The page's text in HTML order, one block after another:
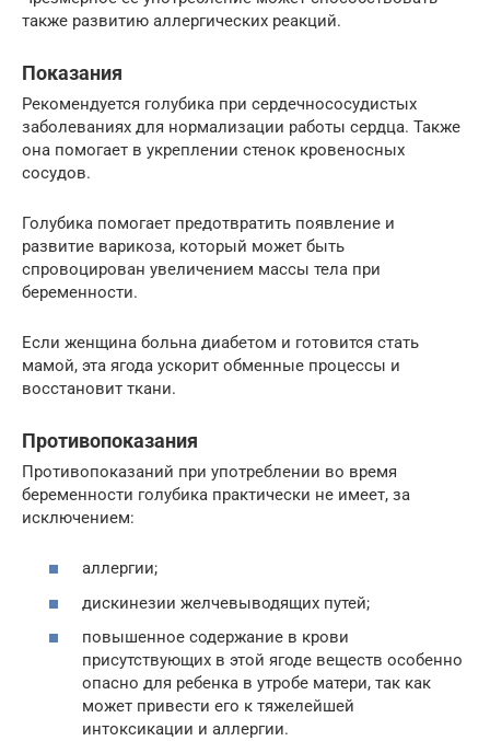
также развитию аллергических реакций.
Показания
Рекомендуется голубика при сердечнососудистых
заболеваниях для нормализации работы сердца. Также
она помогает в укреплении стенок кровеносных
сосудов.
Голубика помогает предотвратить появление и
развитие варикоза, который может быть
спровоцирован увеличением массы тела при
беременности.
Если женщина больна диабетом и готовится стать
мамой, эта ягода ускорит обменные процессы и
восстановит ткани.
Противопоказания
Противопоказаний при употреблении во время
беременности голубика практически не имеет, за
исключением:
аллергии;
дискинезии желчевыводящих путей;
повышенное содержание в крови
присутствующих в этой ягоде веществ особенно
опасно для ребенка в утробе матери, так как
может привести его к тяжелейшей
интоксикации и аллергии.